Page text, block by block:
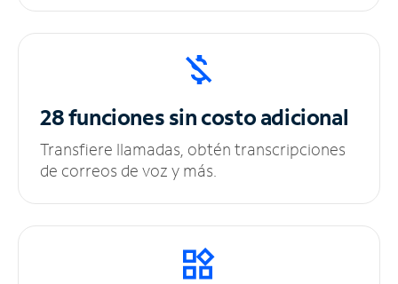
28 funciones sincosto adicional
Transfiere llamadas, obtén transcripciones
de correos de voz y más.